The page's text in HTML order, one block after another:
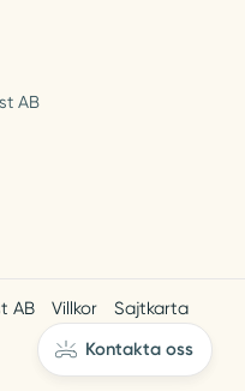
AB
AB Villkor
Sajtkarta
Kontakta oss